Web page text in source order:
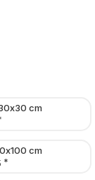
cm
cm
*